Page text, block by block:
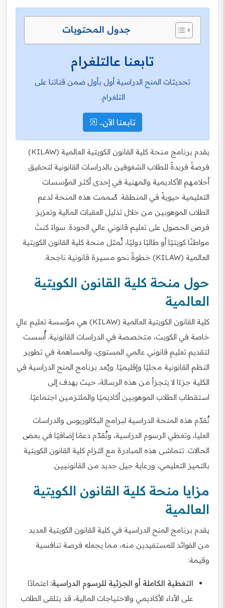
جدول المحتويات
تابعنا عالتلغرام
تحديثات المنح الدراسية أول بأول ضمن قناتنا على
التلغرام.
تابعنا الآن..
يقدم برنامج منحة كلية القانون الكويتية العالمية (KILAW)
فرصةً فريدةً للطلاب الشغوفين بالدراسات القانونية لتحقيق
أحلامهم الأكاديمية والمهنية في إحدى أكثر المؤسسات
التعليمية حيويةً في المنطقة. صُممت هذه المنحة لدعم
الطلاب الموهوبين من خلال تذليل العقبات المالية وتعزيز
فرص الحصول على تعليم قانوني عالي الجودة. سواءً كنتَ
مواطنًا كويتيًا أو طالبًا دوليًا، تُمثل منحة كلية القانون الكويتية
العالمية (KILAW) خطوةً نحو مسيرة قانونية ناجحة.
حول منحة كلية القانون الكويتية
العالمية
كلية القانون الكويتية العالمية (KILAW) هي مؤسسة تعليم عالٍ
خاصة في الكويت، متخصصة في الدراسات القانونية. أُسست
لتقديم تعليم قانوني عالمي المستوى، والمساهمة في تطوير
النظم القانونية محليًا وإقليميًا. ويُعد برنامج المنح الدراسية في
الكلية جزءًا لا يتجزأ من هذه الرسالة، حيث يهدف إلى
استقطاب الطلاب الموهوبين أكاديميًا والملتزمين اجتماعيًا.
تُقدّم هذه المنحة الدراسية لبرامج البكالوريوس والدراسات
العليا، وتغطي الرسوم الدراسية، وتُقدّم دعمًا إضافيًا في بعض
الحالات. تتماشى هذه المبادرة مع التزام كلية القانون الكويتية
بالتميز التعليمي، ورعاية جيل جديد من القانونيين.
مزايا منحة كلية القانون الكويتية
العالمية
يقدم برنامج المنح الدراسية في كلية القانون الكويتية العديد
من الفوائد للمستفيدين منه، مما يجعله فرصة تنافسية
وقيمة:
التغطية الكاملة أو الجزئية للرسوم الدراسية: اعتمادًا
على الأداء الأكاديمي والاحتياجات المالية، قد يتلقى الطلاب